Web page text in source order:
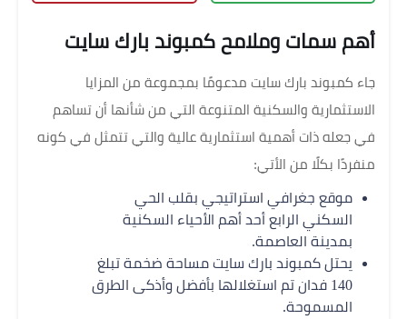
أهم سمات وملامح كمبوند بارك سايت
جاء كمبوند بارك سايت مدعومًا بمجموعة من المزايا
الاستثمارية والسكنية المتنوعة التي من شأنها أن تساهم
في جعله ذات أهمية استثمارية عالية والتي تتمثل في كونه
منفردًا بكلًا من الأتي:
موقع جغرافي استراتيجي بقلب الحي
السكني الرابع أحد أهم الأحياء السكنية
بمدينة العاصمة.
يحتل كمبوند بارك سايت مساحة ضخمة تبلغ
140 فدان تم استغلالها بأفضل وأذكى الطرق
المسموحة.